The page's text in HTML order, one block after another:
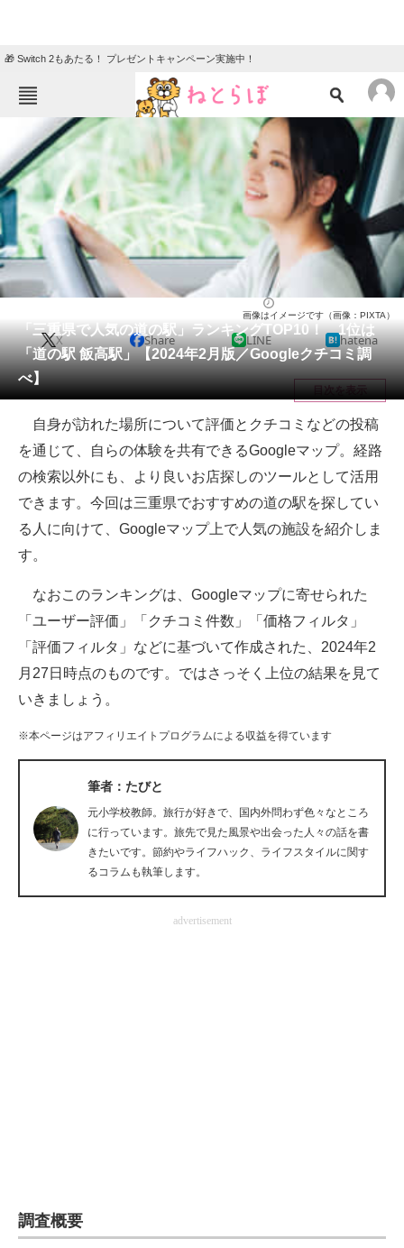
🎁 Switch 2もあたる！ プレゼントキャンペーン実施中！
ねとらぼメニュー
TOP ニュース
エンタメ
グルメ
住まい 教育・育児
リサーチ
会員記事
メディア
注目記事を集めた総合ページ
ITの今と未来を見通す
スマホと通信の最新トレンド
進化するPCとデバイスの未来
ビジネスと働き方のヒント
企業ITのトレンドを詳説
ITエンジニア向け専門サイト
企業向けIT製品の総合サイト
IT製品の技術・比較・事例
「三重県で人気の道の駅」ランキングTOP10！ 1位は
「道の駅 飯高駅」【2024年2月版／Googleクチコミ調
べ】
画像はイメージです（画像：PIXTA）
X Share LINE hatena
目次を表示
自身が訪れた場所について評価とクチコミなどの投稿
を通じて、自らの体験を共有できるGoogleマップ。経路
の検索以外にも、より良いお店探しのツールとして活用
できます。今回は三重県でおすすめの道の駅を探してい
る人に向けて、Googleマップ上で人気の施設を紹介しま
す。
なおこのランキングは、Googleマップに寄せられた
「ユーザー評価」「クチコミ件数」「価格フィルタ」
「評価フィルタ」などに基づいて作成された、2024年2
月27日時点のものです。ではさっそく上位の結果を見て
いきましょう。
※本ページはアフィリエイトプログラムによる収益を得ています
筆者：たびと
元小学校教師。旅行が好きで、国内外問わず色々なところ
に行っています。旅先で見た風景や出会った人々の話を書
きたいです。節約やライフハック、ライフスタイルに関す
るコラムも執筆します。
advertisement
調査概要